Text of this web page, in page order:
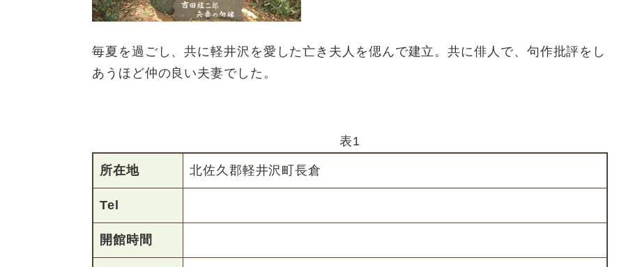
毎夏を過ごし、共に軽井沢を愛した亡き夫人を偲んで建立。共に俳人で、句作批評をし
あうほど仲の良い夫妻でした。
表1
所在地 北佐久郡軽井沢町長倉
Tel
開館時間